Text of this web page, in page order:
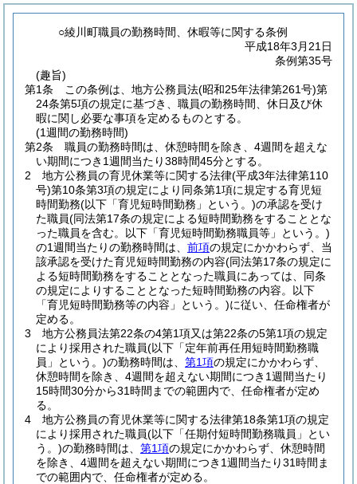
○綾川町職員の勤務時間、休暇等に関する条例
平成18年3月21日
条例第35号
(趣旨)
第1条
この条例は、地方公務員法(昭和25年法律第261号)第
24条第5項の規定に基づき、職員の勤務時間、休日及び休
暇に関し必要な事項を定めるものとする。
(1週間の勤務時間)
第2条
職員の勤務時間は、休憩時間を除き、4週間を超えな
い期間につき1週間当たり38時間45分とする。
2
地方公務員の育児休業等に関する法律(平成3年法律第110
号)第10条第3項の規定により同条第1項に規定する育児短
時間勤務(以下「育児短時間勤務」という。)の承認を受け
た職員(同法第17条の規定による短時間勤務をすることとな
った職員を含む。以下「育児短時間勤務職員等」という。)
の1週間当たりの勤務時間は、 前項の規定にかかわらず、当
該承認を受けた育児短時間勤務の内容(同法第17条の規定に
よる短時間勤務をすることとなった職員にあっては、同条
の規定によりすることとなった短時間勤務の内容。以下
「育児短時間勤務等の内容」という。)に従い、任命権者が
定める。
3
地方公務員法第22条の4第1項又は第22条の5第1項の規定
により採用された職員(以下「定年前再任用短時間勤務職
員」という。)の勤務時間は、 第1項の規定にかかわらず、
休憩時間を除き、4週間を超えない期間につき1週間当たり
15時間30分から31時間までの範囲内で、任命権者が定め
る。
4
地方公務員の育児休業等に関する法律第18条第1項の規定
により採用された職員(以下「任期付短時間勤務職員」とい
う。)の勤務時間は、 第1項の規定にかかわらず、休憩時間
を除き、4週間を超えない期間につき1週間当たり31時間ま
での範囲内で、任命権者が定める。